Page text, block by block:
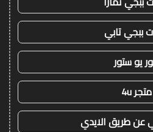
ببجي تابي
يو ستور
متجر 4u
عن طريق الايدي